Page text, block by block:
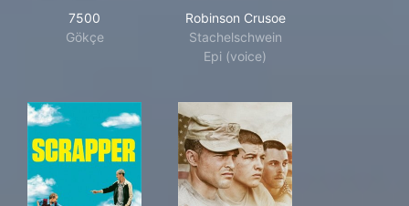
7500
Gökçe
Robinson Crusoe
Stachelschwein
Epi (voice)